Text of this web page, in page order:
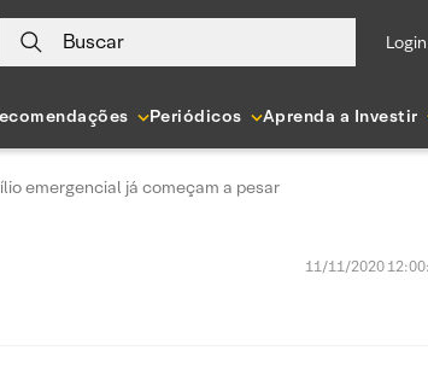
Buscar
Periódicos Aprenda a Investir
emergencial já começam a pesar
11/11/2020